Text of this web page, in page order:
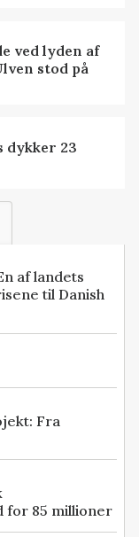
ved lyden af
stod på
dykker 23
af landets
til Danish
Fra
85 millioner